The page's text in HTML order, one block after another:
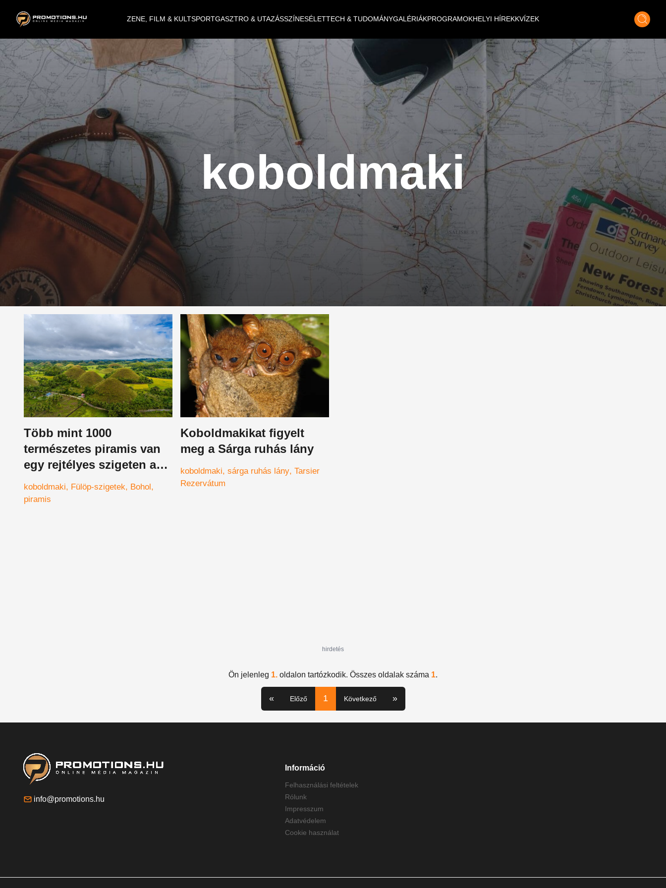
ZENE, FILM & KULTSPORTGASZTRO & UTAZÁSSZÍNESÉLETTECH & TUDOMÁNYGALÉRIÁKPROGRAMOKHELYI HÍREKKVÍZEK
koboldmaki
Több mint 1000
természetes piramis van
egy rejtélyes szigeten az
óceán közepén, éneklő
állatok laknak rajtuk
koboldmaki Fülöp-szigetek
Bohol
piramis
Koboldmakikat figyelt
meg a Sárga ruhás lány
koboldmaki sárga ruhás lány Tarsier
Rezervátum
hirdetés
Ön jelenleg 1. oldalon tartózkodik. Összes oldalak száma 1.
« Előző 1 Következő »
info@promotions.hu
Információ
Felhasználási feltételek
Rólunk
Impresszum
Adatvédelem
Cookie használat